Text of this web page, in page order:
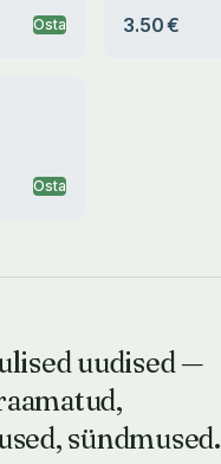
Osta 3.50 €
Osta
uudised —
sündmused.